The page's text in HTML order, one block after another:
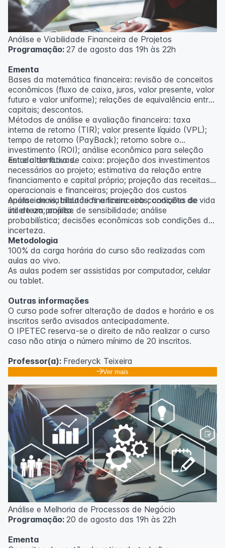
Análise e Viabilidade Financeira de Projetos
Programação: 27 de agosto das 19h às 22h
Ementa
Bases da matemática financeira: revisão de conceitos
econômicos (fluxo de caixa, juros, valor presente, valor
futuro e valor uniforme); relações de equivalência entre
capitais; descontos.
Métodos de análise e avaliação financeira: taxa
interna de retorno (TIR); valor presente líquido (VPL);
tempo de retorno (PayBack); retorno sobre o
investimento (ROI); análise econômica para seleção
entre alternativas.
Estudo do fluxo de caixa: projeção dos investimentos
necessários ao projeto; estimativa da relação entre
financiamento e capital próprio; projeção das receitas
operacionais e financeiras; projeção dos custos
operacionais, tributários e financeiros; conceito de vida
útil de um projeto.
Análise de viabilidade financeira sob condições de
incerteza; análise de sensibilidade; análise
probabilística; decisões econômicas sob condições de
incerteza.
Metodologia
100% da carga horária do curso são realizadas com
aulas ao vivo.
As aulas podem ser assistidas por computador, celular
ou tablet.
Outras informações
O curso pode sofrer alteração de dados e horário e os
inscritos serão avisados ​​antecipadamente.
O IPETEC reserva-se o direito de não realizar o curso
caso não atinja o número mínimo de 20 inscritos.
Professor(a): Frederyck Teixeira
Ver mais
Análise e Melhoria de Processos de Negócio
Programação: 20 de agosto das 19h às 22h
Ementa